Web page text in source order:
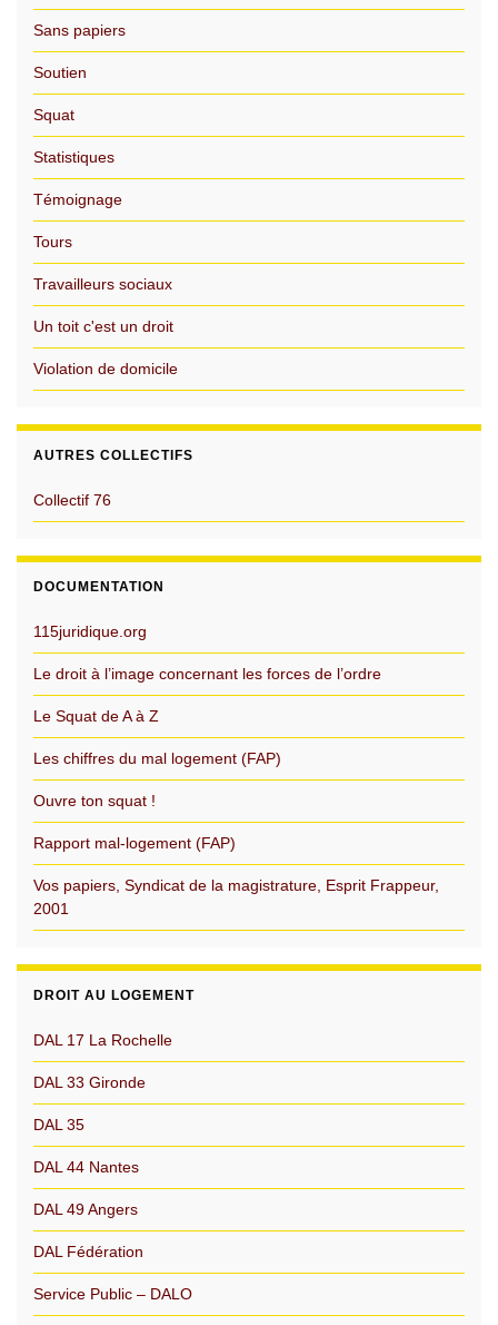
Sans papiers
Soutien
Squat
Statistiques
Témoignage
Tours
Travailleurs sociaux
Un toit c'est un droit
Violation de domicile
AUTRES COLLECTIFS
Collectif 76
DOCUMENTATION
115juridique.org
Le droit à l’image concernant les forces de l’ordre
Le Squat de A à Z
Les chiffres du mal logement (FAP)
Ouvre ton squat !
Rapport mal-logement (FAP)
Vos papiers, Syndicat de la magistrature, Esprit Frappeur,
2001
DROIT AU LOGEMENT
DAL 17 La Rochelle
DAL 33 Gironde
DAL 35
DAL 44 Nantes
DAL 49 Angers
DAL Fédération
Service Public – DALO